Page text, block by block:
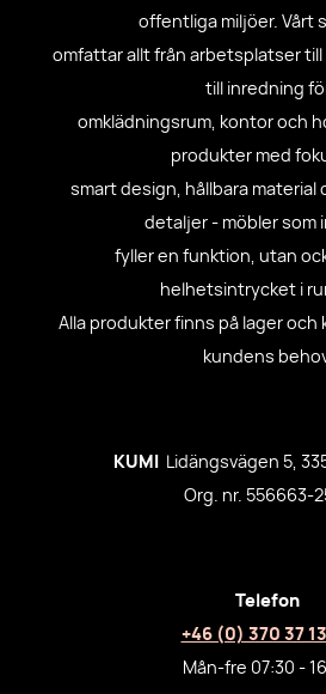
offentliga miljöer. Vårt
omfattar allt från arbetsplatser
till inredning
omklädningsrum, kontor och
produkter med
smart design, hållbara material
detaljer - möbler som
fyller en funktion, utan
helhetsintrycket i
Alla produkter finns på lager och
kundens
KUMI
Lidängsvägen 5,
Org. nr. 556663-
Telefon
+46 (0) 370 37
Mån-fre 07:30 -